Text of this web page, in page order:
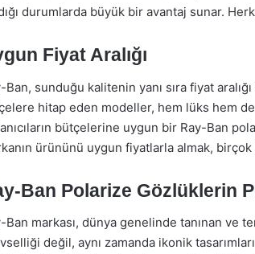
durumlarda büyük bir avantaj sunar.
Fiyat Aralığı
Ban, sunduğu kalitenin yanı sıra fiyat
hitap eden modeller, hem lüks hem
bütçelerine uygun bir Ray-Ban
ürününü uygun fiyatlarla almak,
Ban Polarize Gözlüklerin
Ban markası, dünya genelinde tanınan ve
değil, aynı zamanda ikonik